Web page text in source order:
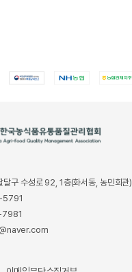
달구 수성로 92, 1층(화서동, 농민회관)
5791
7981